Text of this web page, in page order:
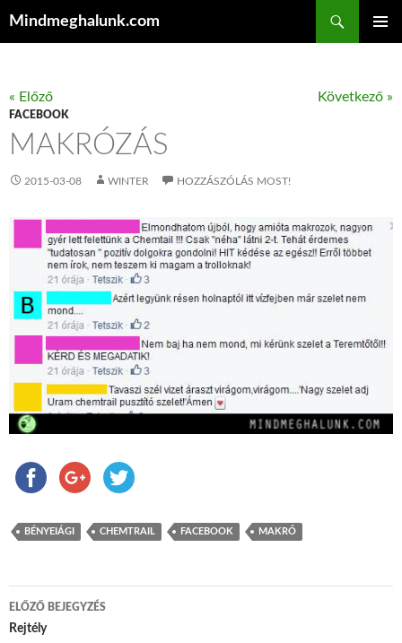
Mindmeghalunk.com
« Előző Következő »
FACEBOOK
MAKRÓZÁS
2015-03-08 WINTER HOZZÁSZÓLÁS MOST!
BÉNYEIÁGI CHEMTRAIL FACEBOOK MAKRÓ
Bejegyzés navigáció
ELŐZŐ BEJEGYZÉS
Rejtély